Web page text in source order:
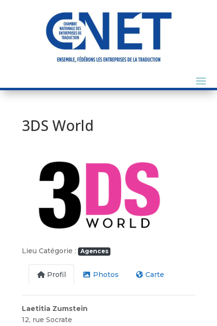
3DS World
Précédent
Lieu Catégorie : Agences
Profil Photos Carte
Laetitia Zumstein
12, rue Socrate